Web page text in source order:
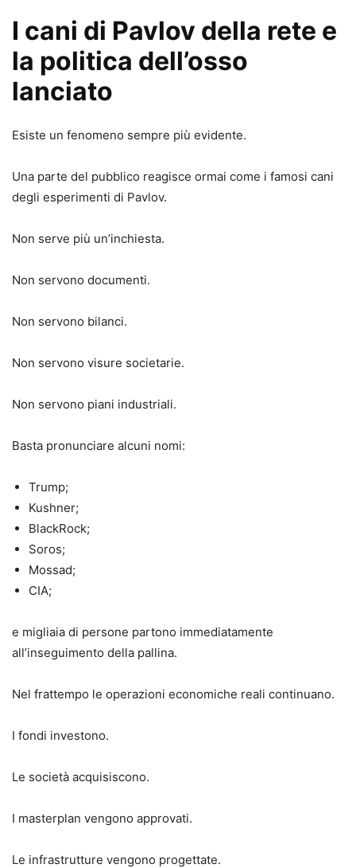
I cani di Pavlov della rete e
la politica dell’osso
lanciato
Esiste un fenomeno sempre più evidente.
Una parte del pubblico reagisce ormai come i famosi cani
degli esperimenti di Pavlov.
Non serve più un’inchiesta.
Non servono documenti.
Non servono bilanci.
Non servono visure societarie.
Non servono piani industriali.
Basta pronunciare alcuni nomi:
Trump;
Kushner;
BlackRock;
Soros;
Mossad;
CIA;
e migliaia di persone partono immediatamente
all’inseguimento della pallina.
Nel frattempo le operazioni economiche reali continuano.
I fondi investono.
Le società acquisiscono.
I masterplan vengono approvati.
Le infrastrutture vengono progettate.